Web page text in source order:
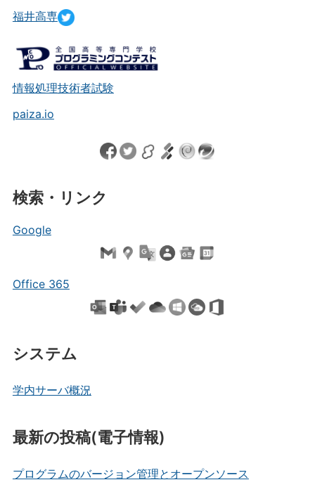
福井高専
情報処理技術者試験
paiza.io
検索・リンク
Google
Office 365
システム
学内サーバ概況
最新の投稿(電子情報)
プログラムのバージョン管理とオープンソース